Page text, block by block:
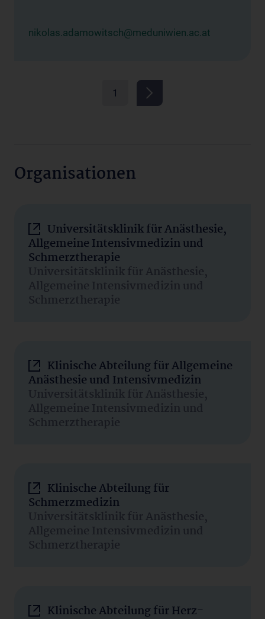
nikolas.adamowitsch@meduniwien.ac.at
1
Organisationen
Universitätsklinik für Anästhesie,
Allgemeine Intensivmedizin und
Schmerztherapie
Universitätsklinik für Anästhesie,
Allgemeine Intensivmedizin und
Schmerztherapie
Klinische Abteilung für Allgemeine
Anästhesie und Intensivmedizin
Universitätsklinik für Anästhesie,
Allgemeine Intensivmedizin und
Schmerztherapie
Klinische Abteilung für
Schmerzmedizin
Universitätsklinik für Anästhesie,
Allgemeine Intensivmedizin und
Schmerztherapie
Klinische Abteilung für Herz-